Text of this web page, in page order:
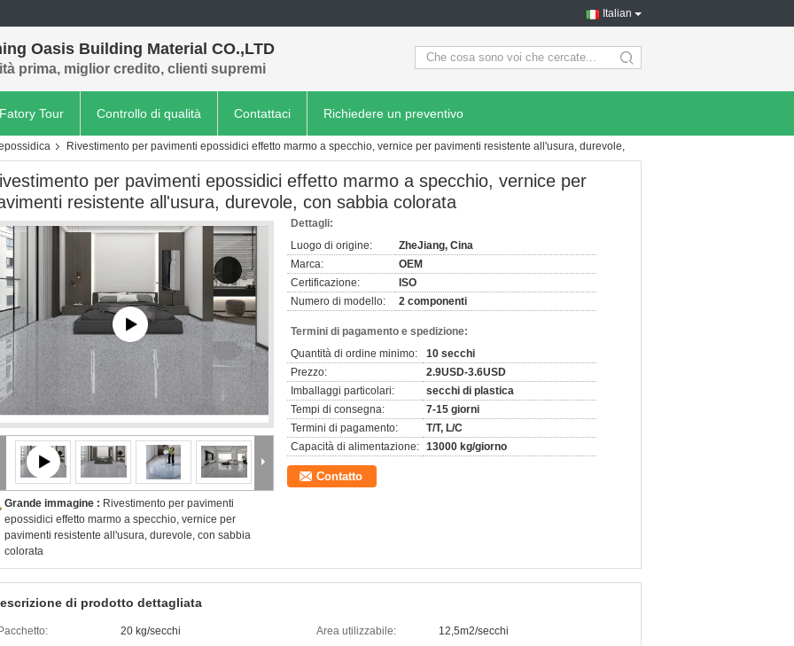
Italian
Oasis Building Material CO.,LTD
prima, miglior credito, clienti supremi search
Fatory Tour Controllo di qualità Contattaci Richiedere un preventivo
Rivestimento per pavimenti epossidici effetto marmo a specchio, vernice per pavimenti resistente all'usura, durevole,
per pavimenti epossidici effetto marmo a specchio, vernice per
resistente all'usura, durevole, con sabbia colorata
Grande immagine : Rivestimento per pavimenti
epossidici effetto marmo a specchio, vernice per
pavimenti resistente all'usura, durevole, con sabbia
colorata
Dettagli:
Luogo di origine:
ZheJiang, Cina
Marca:
OEM
Certificazione:
ISO
Numero di modello:
2 componenti
Termini di pagamento e spedizione:
Quantità di ordine minimo:
10 secchi
Prezzo:
2.9USD-3.6USD
Imballaggi particolari:
secchi di plastica
Tempi di consegna:
7-15 giorni
Termini di pagamento:
T/T, L/C
Capacità di alimentazione: 13000 kg/giorno
Contatto
di prodotto dettagliata
Pacchetto: 20 kg/secchi Area utilizzabile: 12,5m2/secchi